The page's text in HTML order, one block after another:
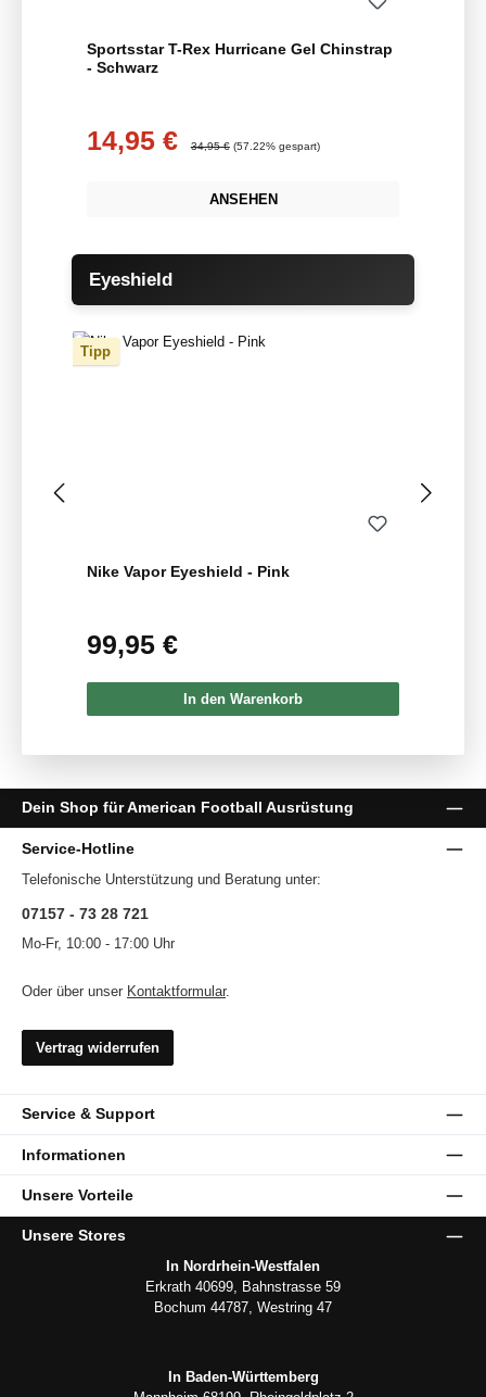
Sportsstar T-Rex Hurricane Gel Chinstrap
- Schwarz
Verkaufspreis:
14,95 € 34,95 € (57.22% gespart)
ANSEHEN
Produktgalerie überspringen
Eyeshield
Tipp
Nike Vapor Eyeshield - Pink
Regulärer Preis:
99,95 €
In den Warenkorb
Dein Shop für American Football Ausrüstung
Service-Hotline
Telefonische Unterstützung und Beratung unter:
07157 - 73 28 721
Mo-Fr, 10:00 - 17:00 Uhr
Oder über unser Kontaktformular.
Vertrag widerrufen
Service & Support
Informationen
Unsere Vorteile
Unsere Stores
In Nordrhein-Westfalen
Erkrath 40699, Bahnstrasse 59
Bochum 44787, Westring 47
In Baden-Württemberg